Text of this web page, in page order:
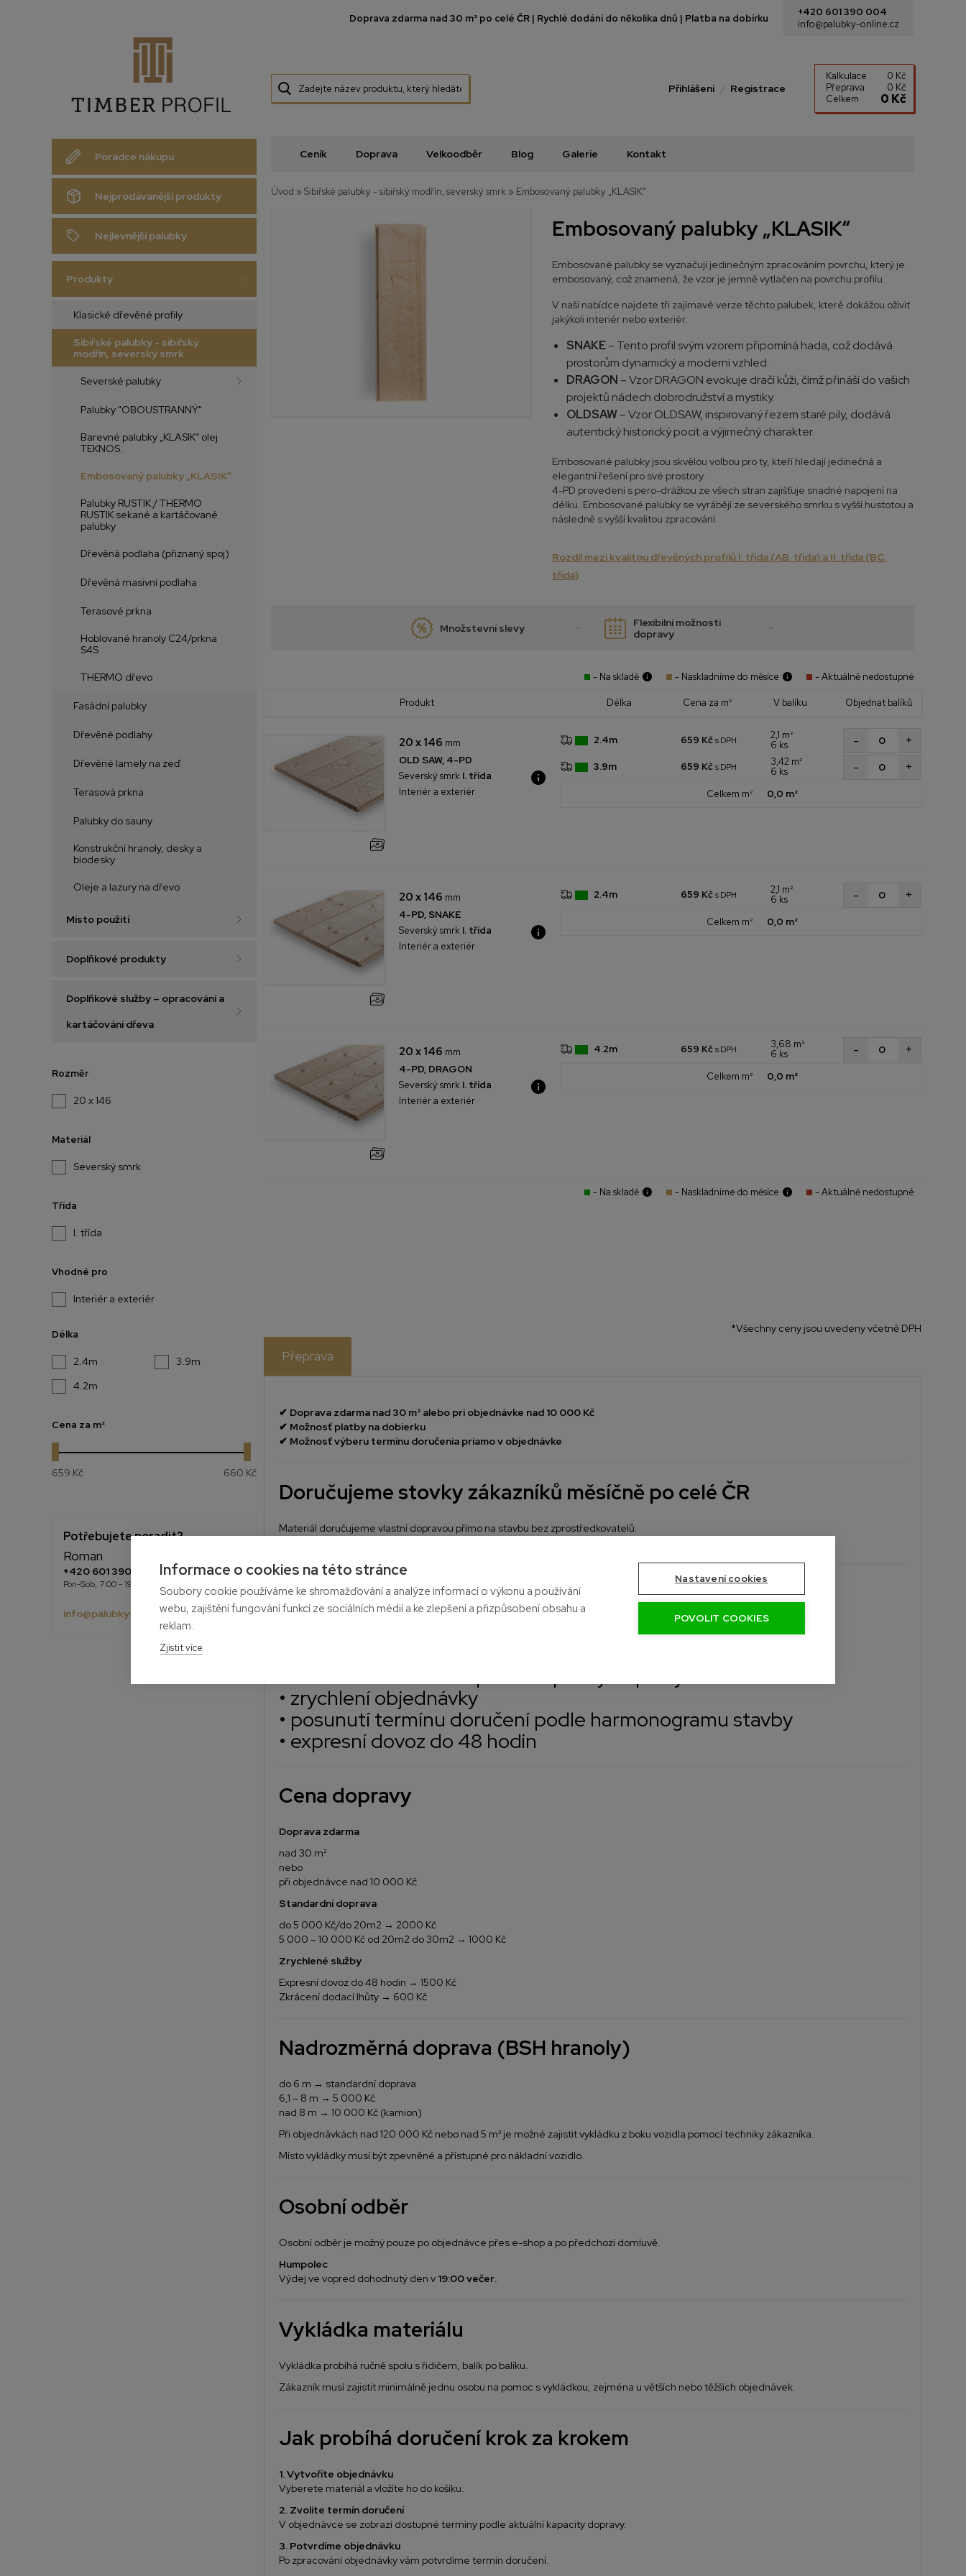
Poradce nákupu
Doprava zdarma nad 30 m² po celé ČR | Rychlé dodání do několika dnů | Platba na dobírku
+420 601 390 004
info@palubky-online.cz
Přihlášení Registrace
Kalkulace
0 Kč
Přeprava
0 Kč
Celkem
0 Kč
Ceník Doprava Velkoodběr Blog Galerie Kontakt
Nejprodávanější produkty
Nejlevnější palubky
Produkty
Klasické dřevěné profily
Sibiřské palubky - sibiřský
modřín, severský smrk
Severské palubky
Palubky "OBOUSTRANNÝ"
Barevné palubky „KLASIK“ olej
TEKNOS.
Embosovaný palubky „KLASIK“
Palubky RUSTIK / THERMO
RUSTIK sekané a kartáčované
palubky
Dřevěná podlaha (přiznaný spoj)
Dřevěná masivní podlaha
Terasové prkna
Hoblované hranoly C24/prkna
S4S
THERMO dřevo
Fasádní palubky
Dřevěné podlahy
Dřevěné lamely na zeď
Terasová prkna
Palubky do sauny
Konstrukční hranoly, desky a
biodesky
Oleje a lazury na dřevo
Místo použití
Doplňkové produkty
Doplňkové služby – opracování a
kartáčování dřeva
Rozměr
20 x 146
Materiál
Severský smrk
Třída
I. třída
Vhodné pro
Interiér a exteriér
Délka
2.4m
3.9m
4.2m
Cena za m²
659 Kč 660 Kč
Potřebujete poradit?
Roman
+420 601 390 004
Pon-Sob, 7:00 - 19:00 hod.
info@palubky-online.cz
Úvod » Sibiřské palubky - sibiřský modřín, severský smrk » Embosovaný palubky „KLASIK“
Embosovaný palubky „KLASIK“
Embosované palubky se vyznačují jedinečným zpracováním povrchu, který je
embosovaný, což znamená, že vzor je jemně vytlačen na povrchu profilu.
V naší nabídce najdete tři zajímavé verze těchto palubek, které dokážou oživit
jakýkoli interiér nebo exteriér.
SNAKE– Tento profil svým vzorem připomíná hada, což dodává
prostorům dynamický a moderní vzhled.
DRAGON – Vzor DRAGON evokuje dračí kůži, čímž přináší do vašich
projektů nádech dobrodružství a mystiky.
OLDSAW– Vzor OLDSAW, inspirovaný řezem staré pily, dodává
autentický historický pocit a výjimečný charakter.
Embosované palubky jsou skvělou volbou pro ty, kteří hledají jedinečná a
elegantní řešení pro své prostory.
4-PD provedení s pero-drážkou ze všech stran zajišťuje snadné napojení na
délku. Embosované palubky se vyrábějí ze severského smrku s vyšší hustotou a
následně s vyšší kvalitou zpracování.
Rozdíl mezi kvalitou dřevěných profilů I. třída (AB. třída) a II. třída (BC.
třída)
Množstevní slevy
Flexibilní možnosti
dopravy
- Na skladě - Naskladníme do měsíce - Aktuálně nedostupné
Produkt Délka Cena za m² V balíku Objednat balíků
20 x 146 mm
OLD SAW, 4-PD
Severský smrk I. třída
Interiér a exteriér
2.4m 659 Kč s DPH
2,1 m²
6 ks
+
-
3.9m 659 Kč s DPH
3,42 m²
6 ks
+
-
Celkem m² 0,0 m²
20 x 146 mm
4-PD, SNAKE
Severský smrk I. třída
Interiér a exteriér
2.4m 659 Kč s DPH
2,1 m²
6 ks
+
-
Celkem m² 0,0 m²
20 x 146 mm
4-PD, DRAGON
Severský smrk I. třída
Interiér a exteriér
4.2m 659 Kč s DPH
3,68 m²
6 ks
+
-
Celkem m² 0,0 m²
- Na skladě - Naskladníme do měsíce - Aktuálně nedostupné
*Všechny ceny jsou uvedeny včetně DPH
Přeprava
✔ Doprava zdarma nad 30 m² alebo pri objednávke nad 10 000 Kč
✔ Možnosť platby na dobierku
✔ Možnosť výberu termínu doručenia priamo v objednávke
Doručujeme stovky zákazníků měsíčně po celé ČR
Materiál doručujeme vlastní dopravou přímo na stavbu bez zprostředkovatelů.
Doprava
• zrychlení objednávky
• posunutí termínu doručení podle harmonogramu stavby
• expresní dovoz do 48 hodin
Cena dopravy
Doprava zdarma
nad 30 m²
nebo
při objednávce nad 10 000 Kč
Standardní doprava
do 5 000 Kč/do 20m2 → 2000 Kč
5 000 – 10 000 Kč od 20m2 do 30m2 → 1000 Kč
Zrychlené služby
Expresní dovoz do 48 hodin → 1500 Kč
Zkrácení dodací lhůty → 600 Kč
Nadrozměrná doprava (BSH hranoly)
do 6 m → standardní doprava
6,1 – 8 m → 5 000 Kč
nad 8 m → 10 000 Kč (kamion)
Při objednávkách nad 120 000 Kč nebo nad 5 m³ je možné zajistit vykládku z boku vozidla pomocí techniky zákazníka.
Místo vykládky musí být zpevněné a přístupné pro nákladní vozidlo.
Osobní odběr
Osobní odběr je možný pouze po objednávce přes e-shop a po předchozí domluvě.
Humpolec
Výdej ve vopred dohodnutý den v 19:00 večer.
Vykládka materiálu
Vykládka probíhá ručně spolu s řidičem, balík po balíku.
Zákazník musí zajistit minimálně jednu osobu na pomoc s vykládkou, zejména u větších nebo těžších objednávek.
Jak probíhá doručení krok za krokem
1. Vytvoříte objednávku
Vyberete materiál a vložíte ho do košíku.
2. Zvolíte termín doručení
V objednávce se zobrazí dostupné termíny podle aktuální kapacity dopravy.
3. Potvrdíme objednávku
Po zpracování objednávky vám potvrdíme termín doručení.
Informace o cookies na této stránce
Soubory cookie používáme ke shromažďování a analýze informací o výkonu a používání
webu, zajištění fungování funkcí ze sociálních médií a ke zlepšení a přizpůsobení obsahu a
reklam.
Zjistit více
Nastavení cookies
POVOLIT COOKIES